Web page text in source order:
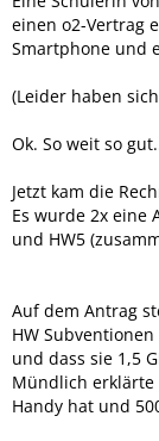
einen o2-Vertrag
Smartphone und
(Leider haben
Ok. So weit so
Jetzt kam die
Es wurde 2x eine
und HW5
Auf dem Antrag
HW Subventionen
und dass sie 1,5
Mündlich erklärte
Handy hat und